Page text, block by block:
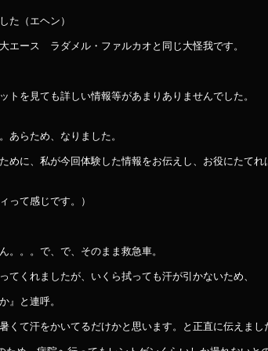
た（エヘン）
エース ラダメル・ファルカオと同じ大怪我です。
を見ても詳しい情報等があまりありませんでした。
あらため、なりました。
に、私が今回体験した情報をお伝えし、お役にたてれ
って感じです。）
。。。で、で、そのまま救急車。
くれましたが、いくら拭っても汗が引かないため、
』と連呼。
て汗をかいてるだけかと思います。と正直に伝えまし